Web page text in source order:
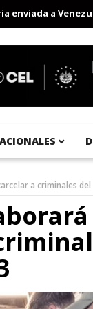
a Venezuela
a criminales